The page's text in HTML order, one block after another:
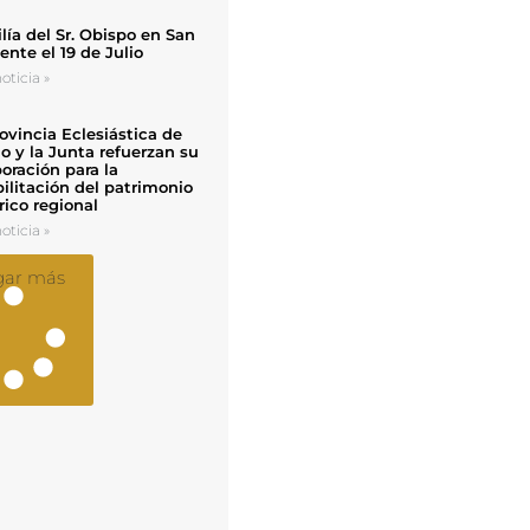
del Sr. Obispo en San
el 19 de Julio
»
Eclesiástica de
y la Junta refuerzan su
para la
del patrimonio
regional
»
más